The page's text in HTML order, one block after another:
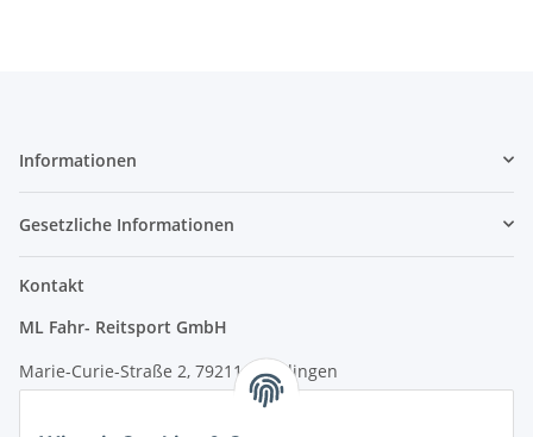
Informationen
Gesetzliche Informationen
Kontakt
ML Fahr- Reitsport GmbH
Marie-Curie-Straße 2, 79211 Denzlingen
Tel.: 07666/9378060 (Mo-Fr 9-16 Uhr)